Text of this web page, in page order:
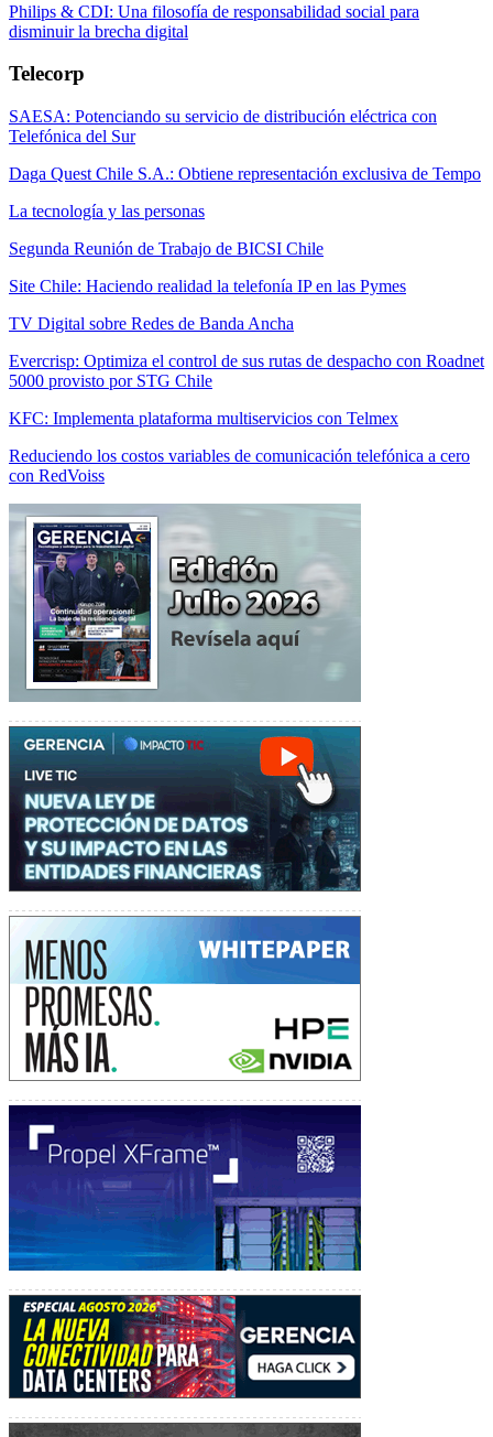
Philips & CDI: Una filosofía de responsabilidad social para
disminuir la brecha digital
Telecorp
SAESA: Potenciando su servicio de distribución eléctrica con
Telefónica del Sur
Daga Quest Chile S.A.: Obtiene representación exclusiva de Tempo
La tecnología y las personas
Segunda Reunión de Trabajo de BICSI Chile
Site Chile: Haciendo realidad la telefonía IP en las Pymes
TV Digital sobre Redes de Banda Ancha
Evercrisp: Optimiza el control de sus rutas de despacho con Roadnet
5000 provisto por STG Chile
KFC: Implementa plataforma multiservicios con Telmex
Reduciendo los costos variables de comunicación telefónica a cero
con RedVoiss